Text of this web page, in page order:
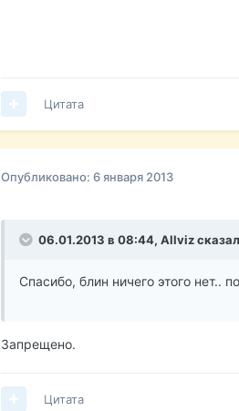
Цитата
Опубликовано: 6 января 2013
06.01.2013 в 08:44, Allviz
Спасибо, блин ничего этого нет..
Запрещено.
Цитата